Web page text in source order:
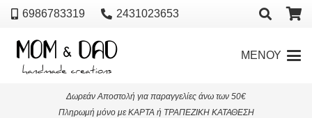
6986783319 2431023653
ΜΕΝΟΥ
Δωρεάν Αποστολή για παραγγελίες άνω των 50€
Πληρωμή μόνο με ΚΑΡΤΑ ή ΤΡΑΠΕΖΙΚΗ ΚΑΤΑΘΕΣΗ